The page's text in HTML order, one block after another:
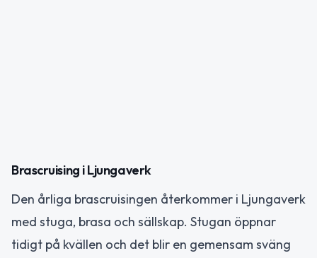
Brascruising i Ljungaverk
Den årliga brascruisingen återkommer i Ljungaverk
med stuga, brasa och sällskap. Stugan öppnar
tidigt på kvällen och det blir en gemensam sväng